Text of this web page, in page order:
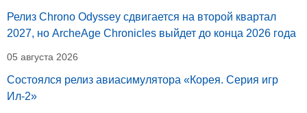
Релиз Chrono Odyssey сдвигается на второй квартал
2027, но ArcheAge Chronicles выйдет до конца 2026 года
05 августа 2026
Состоялся релиз авиасимулятора «Корея. Серия игр
Ил-2»